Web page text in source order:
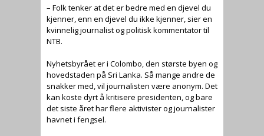
– Folk tenker at det er bedre med en djevel du
kjenner, enn en djevel du ikke kjenner, sier en
kvinnelig journalist og politisk kommentator til
NTB.
Nyhetsbyrået er i Colombo, den største byen og
hovedstaden på Sri Lanka. Så mange andre de
snakker med, vil journalisten være anonym. Det
kan koste dyrt å kritisere presidenten, og bare
det siste året har flere aktivister og journalister
havnet i fengsel.